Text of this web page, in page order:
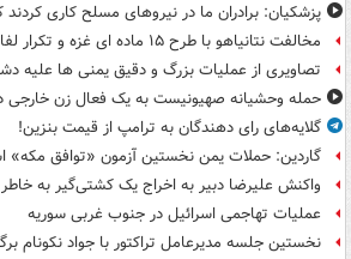
پزشکیان: برادران ما در نیروهای مسلح کاری کردند
مخالفت نتانیاهو با طرح ۱۵ ماده ای غزه و تکرار لفاظی علیه ایران
تصاویری از عملیات بزرگ و دقیق یمنی ها علیه
حمله وحشیانه صهیونیست به یک فعال زن خارجی
گلایه‌های رای دهندگان به ترامپ از قیمت بنزین!
گاردین: حملات یمن نخستین آزمون «توافق مکه»
واکنش علیرضا دبیر به اخراج یک کشتی‌گیر به
عملیات تهاجمی اسرائیل در جنوب غربی سوریه
نخستین جلسه مدیرعامل تراکتور با جواد نکونام